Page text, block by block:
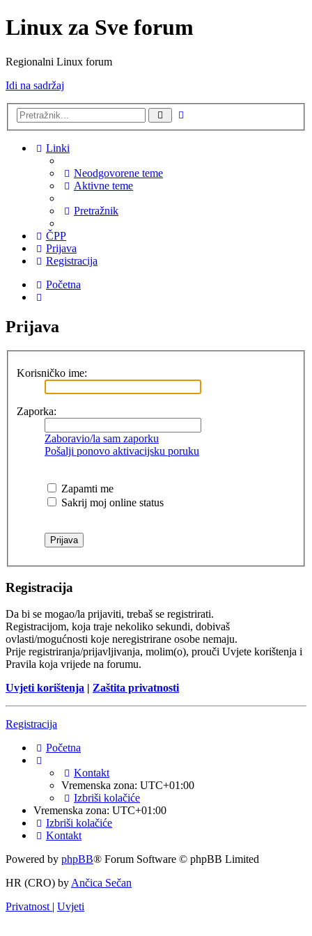
Linux za Sve forum
Regionalni Linux forum
Idi na sadržaj
Pretražnik
Linki
Neodgovorene teme
Aktivne teme
Pretražnik
ČPP
Prijava
Registracija
Početna
Prijava
Korisničko ime:
Zaporka:
Zaboravio/la sam zaporku
Pošalji ponovo aktivacijsku poruku
Zapamti me
Sakrij moj online status
Registracija
Da bi se mogao/la prijaviti, trebaš se registrirati.
Registracijom, koja traje nekoliko sekundi, dobivaš
ovlasti/mogućnosti koje neregistrirane osobe nemaju.
Prije registriranja/prijavljivanja, molim(o), prouči Uvjete korištenja i
Pravila koja vrijede na forumu.
Uvjeti korištenja | Zaštita privatnosti
Registracija
Početna
Kontakt
Vremenska zona: UTC+01:00
Izbriši kolačiće
Vremenska zona: UTC+01:00
Izbriši kolačiće
Kontakt
Powered by phpBB® Forum Software © phpBB Limited
HR (CRO) by Ančica Sečan
Privatnost | Uvjeti